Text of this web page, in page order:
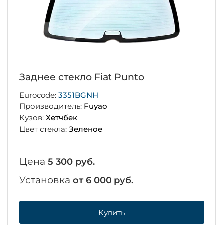
Заднее стекло Fiat Punto
Eurocode: 3351BGNH
Производитель: Fuyao
Кузов: Хетчбек
Цвет стекла: Зеленое
Цена 5 300 руб.
Установка от 6 000 руб.
Купить